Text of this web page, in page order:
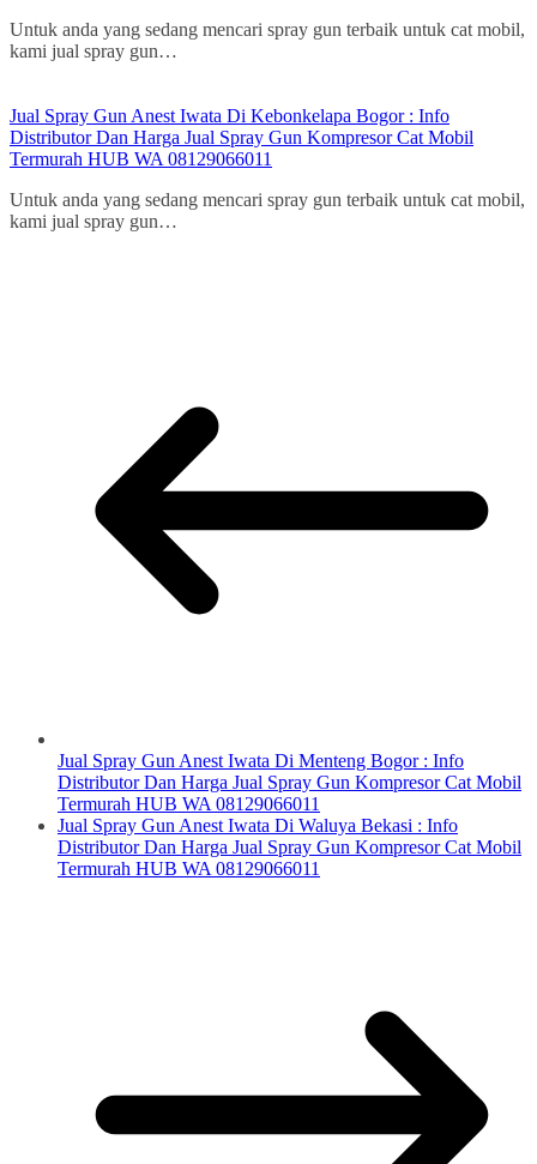
Untuk anda yang sedang mencari spray gun terbaik untuk cat mobil,
kami jual spray gun…
Jual Spray Gun Anest Iwata Di Kebonkelapa Bogor : Info
Distributor Dan Harga Jual Spray Gun Kompresor Cat Mobil
Termurah HUB WA 08129066011
Untuk anda yang sedang mencari spray gun terbaik untuk cat mobil,
kami jual spray gun…
Jual Spray Gun Anest Iwata Di Menteng Bogor : Info
Distributor Dan Harga Jual Spray Gun Kompresor Cat Mobil
Termurah HUB WA 08129066011
Jual Spray Gun Anest Iwata Di Waluya Bekasi : Info
Distributor Dan Harga Jual Spray Gun Kompresor Cat Mobil
Termurah HUB WA 08129066011